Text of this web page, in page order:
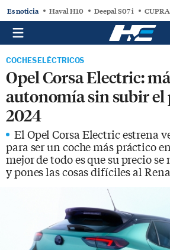
Es noticia Haval H10 Deepal S07 i
COCHES ELÉCTRICOS
Opel Corsa Electric:
autonomía sin subir el
2024
El Opel Corsa Electric estrena
para ser un coche más práctico
mejor de todo es que su precio
y pones las cosas difíciles al